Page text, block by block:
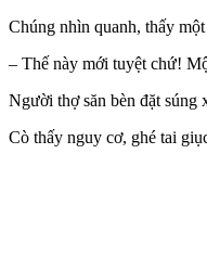
Chúng nhìn quanh, thấy
– Thế này mới tuyệt chứ!
Người thợ săn bèn đặt súng
Cò thấy nguy cơ, ghé tai